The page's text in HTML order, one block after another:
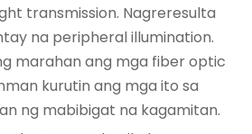
transmission. Nagreresulta
na peripheral illumination.
marahan ang mga fiber optic
kurutin ang mga ito sa
ng mabibigat na kagamitan.